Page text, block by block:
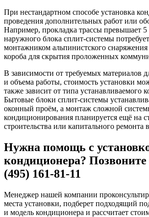
При нестандартном способе установка
проведения дополнительных работ или
Например, прокладка трассы превышает 5
наружного блока сплит-системы
монтажником альпинистского снаряжения
короба для скрытия проложенных
В зависимости от требуемых материалов
и объема работы, стоимость установки
также зависит от типа устанавливаемого
Бытовые блоки сплит-системы
оконный проём, а монтаж сложной
кондиционирования планируется ещё на
строительства или капитального
Нужна помощь с
кондиционера?
(495) 161-81-11
Менеджер нашей компании
места установки, подберет подходящий
и модель кондиционера и рассчитает